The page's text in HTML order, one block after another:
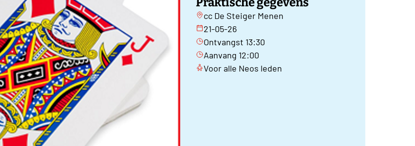
cc De Steiger Menen
21-05-26
Ontvangst 13:30
Aanvang 12:00
Voor alle Neos leden